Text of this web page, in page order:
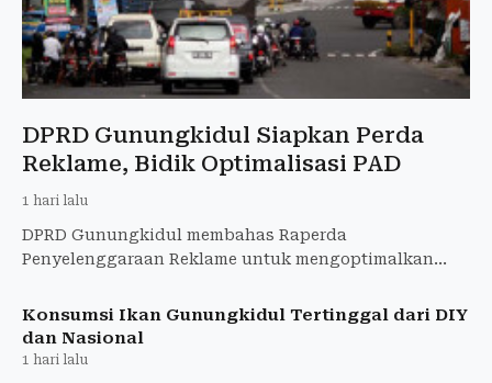
DPRD Gunungkidul Siapkan Perda
Reklame, Bidik Optimalisasi PAD
1 hari lalu
DPRD Gunungkidul membahas Raperda
Penyelenggaraan Reklame untuk mengoptimalkan
hukum.
Konsumsi Ikan Gunungkidul Tertinggal dari DIY
dan Nasional
1 hari lalu